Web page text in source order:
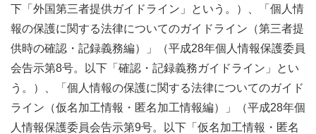
下「外国第三者提供ガイドライン」という。）、「個人情
報の保護に関する法律についてのガイドライン（第三者提
供時の確認・記録義務編）」（平成28年個人情報保護委員
会告示第8号。以下「確認・記録義務ガイドライン」とい
う。）、「個人情報の保護に関する法律についてのガイド
ライン（仮名加工情報・匿名加工情報編）」（平成28年個
人情報保護委員会告示第9号。以下「仮名加工情報・匿名